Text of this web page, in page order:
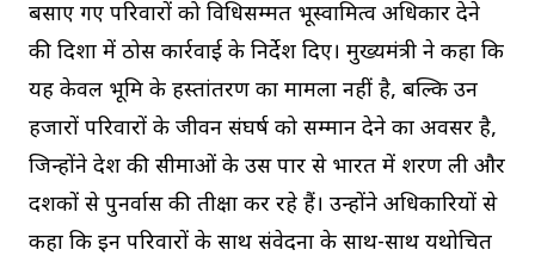
बसाए गए परिवारों को विधिसम्मत भूस्वामित्व अधिकार देने
की दिशा में ठोस कार्रवाई के निर्देश दिए। मुख्यमंत्री ने कहा कि
यह केवल भूमि के हस्तांतरण का मामला नहीं है, बल्कि उन
हजारों परिवारों के जीवन संघर्ष को सम्मान देने का अवसर है,
जिन्होंने देश की सीमाओं के उस पार से भारत में शरण ली और
दशकों से पुनर्वास की प्रतीक्षा कर रहे हैं। उन्होंने अधिकारियों से
कहा कि इन परिवारों के साथ संवेदना के साथ-साथ यथोचित